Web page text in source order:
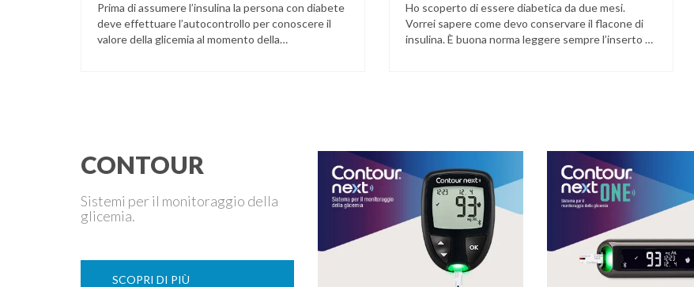
Prima di assumere l’insulina la persona con diabete
deve effettuare l’autocontrollo per conoscere il
valore della glicemia al momento della
Ho scoperto di essere diabetica da due mesi.
Vorrei sapere come devo conservare il flacone di
insulina. È buona norma leggere sempre l’inserto di
CONTOUR
Sistemi per il monitoraggio della
glicemia.
SCOPRI DI PIÙ